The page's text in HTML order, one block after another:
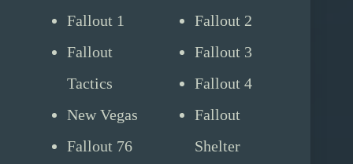
Fallout 1
Fallout
Tactics
New Vegas
Fallout 76
Fallout 2
Fallout 3
Fallout 4
Fallout
Shelter